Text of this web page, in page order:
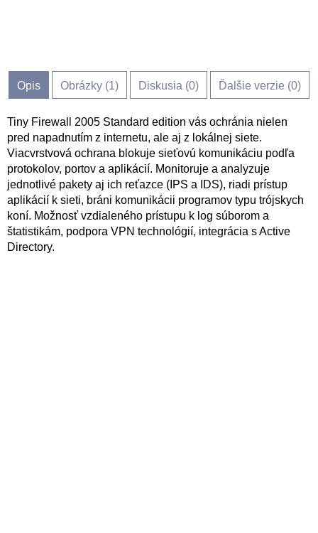
Opis Obrázky (1) Diskusia (0) Ďalšie verzie (0)
Tiny Firewall 2005 Standard edition vás ochránia nielen
pred napadnutím z internetu, ale aj z lokálnej siete.
Viacvrstvová ochrana blokuje sieťovú komunikáciu podľa
protokolov, portov a aplikácií. Monitoruje a analyzuje
jednotlivé pakety aj ich reťazce (IPS a IDS), riadi prístup
aplikácií k sieti, bráni komunikácii programov typu trójskych
koní. Možnosť vzdialeného prístupu k log súborom a
štatistikám, podpora VPN technológií, integrácia s Active
Directory.